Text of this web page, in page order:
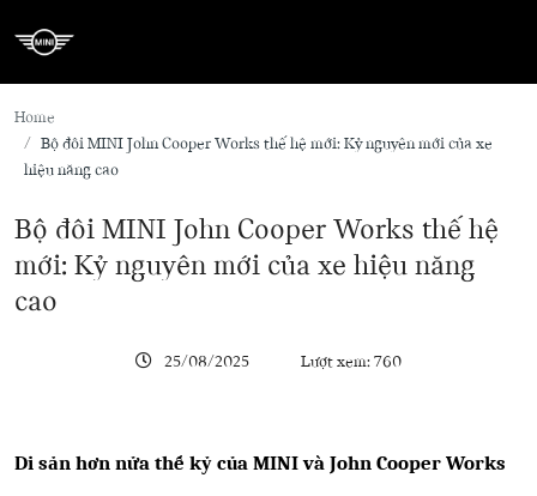
Home
Bộ đôi MINI John Cooper Works thế hệ mới: Kỷ nguyên mới của xe
hiệu năng cao
Bộ đôi MINI John Cooper Works thế hệ
mới: Kỷ nguyên mới của xe hiệu năng
cao
25/08/2025 Lượt xem: 760
Di sản hơn nửa thế kỷ của MINI và John Cooper Works